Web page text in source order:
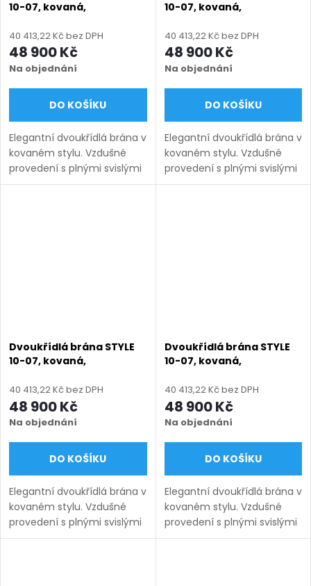
10-07, kovaná,
(šířka 1500–6000 mm,
výška 1000–1750 mm),
černá struktura RAL 9005
40 413,22 Kč bez DPH
48 900 Kč
Na objednání
DO KOŠÍKU
Elegantní dvoukřídlá brána v
kovaném stylu. Vzdušné
provedení s plnými svislými
pruty 12×12 mm působí
10-07, kovaná,
(šířka 1500–6000 mm,
výška 1000–1750 mm),
hnědá RAL 8014 matná
40 413,22 Kč bez DPH
48 900 Kč
Na objednání
DO KOŠÍKU
Elegantní dvoukřídlá brána v
kovaném stylu. Vzdušné
provedení s plnými svislými
pruty 12×12 mm působí
Dvoukřídlá brána STYLE
10-07, kovaná,
(šířka 1500–6000 mm,
výška 1000–1750 mm),
hnědá RAL 8019 matná
40 413,22 Kč bez DPH
48 900 Kč
Na objednání
DO KOŠÍKU
Elegantní dvoukřídlá brána v
kovaném stylu. Vzdušné
provedení s plnými svislými
pruty 12×12 mm působí
Dvoukřídlá brána STYLE
10-07, kovaná,
(šířka 1500–6000 mm,
výška 1000–1750 mm),
modrá RAL 5010 matná
40 413,22 Kč bez DPH
48 900 Kč
Na objednání
DO KOŠÍKU
Elegantní dvoukřídlá brána v
kovaném stylu. Vzdušné
provedení s plnými svislými
pruty 12×12 mm působí